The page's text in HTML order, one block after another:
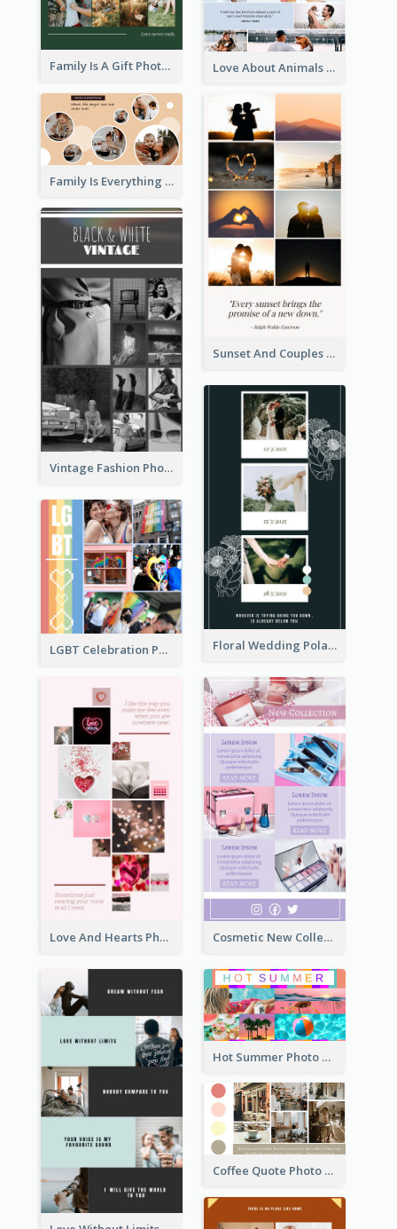
Family Is A Gift Photo Collage Love About Animals Photo Collage
Family Is Everything Photo Collage
Sunset And Couples Photo Collage
Vintage Fashion Photo Collage
Floral Wedding Polaroid Photo Collage
LGBT Celebration Photo Collage
Love And Hearts Photo Collage Cosmetic New Collection Photo Collage
Hot Summer Photo Collage
Coffee Quote Photo Collage